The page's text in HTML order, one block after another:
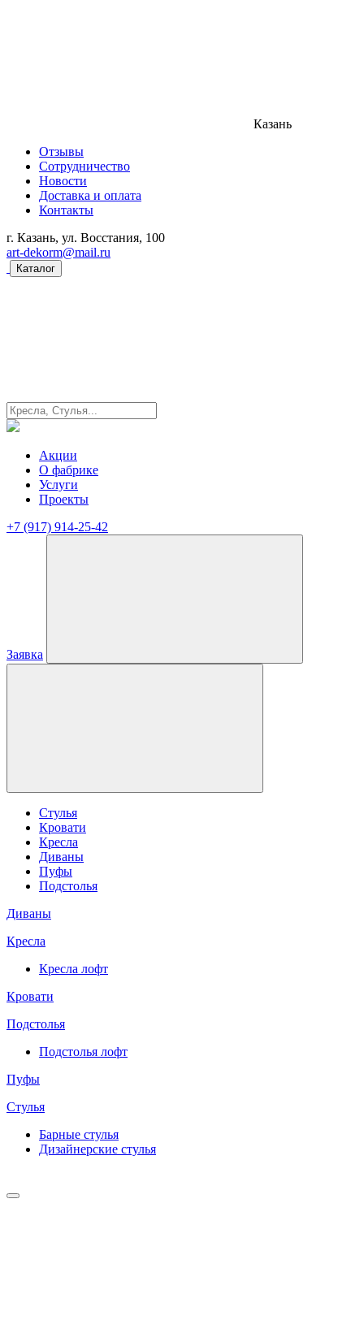
Казань
Отзывы
Сотрудничество
Новости
Доставка и оплата
Контакты
г. Казань, ул. Восстания, 100
art-dekorm@mail.ru
Каталог
Акции
О фабрике
Услуги
Проекты
+7 (917) 914-25-42
Заявка
Стулья
Кровати
Кресла
Диваны
Пуфы
Подстолья
Диваны
Кресла
Кресла лофт
Кровати
Подстолья
Подстолья лофт
Пуфы
Стулья
Барные cтулья
Дизайнерские cтулья